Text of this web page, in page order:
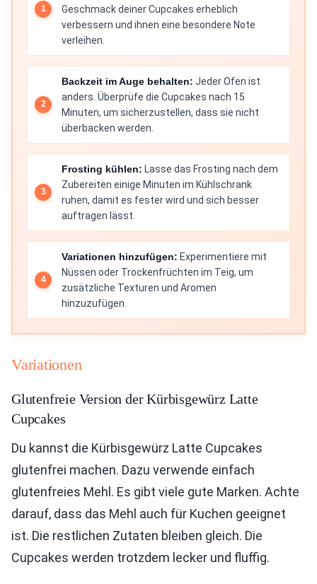
Geschmack deiner Cupcakes erheblich
verbessern und ihnen eine besondere Note
verleihen.
Backzeit im Auge behalten: Jeder Ofen ist
anders. Überprüfe die Cupcakes nach 15
Minuten, um sicherzustellen, dass sie nicht
überbacken werden.
Frosting kühlen: Lasse das Frosting nach dem
Zubereiten einige Minuten im Kühlschrank
ruhen, damit es fester wird und sich besser
auftragen lässt.
Variationen hinzufügen: Experimentiere mit
Nüssen oder Trockenfrüchten im Teig, um
zusätzliche Texturen und Aromen
hinzuzufügen.
Variationen
Glutenfreie Version der Kürbisgewürz Latte
Cupcakes
Du kannst die Kürbisgewürz Latte Cupcakes
glutenfrei machen. Dazu verwende einfach
glutenfreies Mehl. Es gibt viele gute Marken. Achte
darauf, dass das Mehl auch für Kuchen geeignet
ist. Die restlichen Zutaten bleiben gleich. Die
Cupcakes werden trotzdem lecker und fluffig.